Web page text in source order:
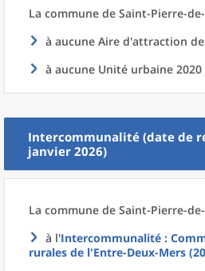
La commune de Saint-Pierre-
à aucune Aire d'attraction
à aucune Unité urbaine 2020
Intercommunalité (date de
janvier 2026)
La commune de Saint-Pierre-
à l'Intercommunalité :
rurales de l'Entre-Deux-Mers